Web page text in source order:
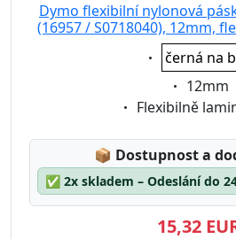
Dymo flexibilní nylonová
(16957 / S0718040), 12mm,
Eigenschaft:
černá na
12mm
Eigenschaft:
Flexibilně
📦 Lagerstatus:
Dostupnost a
✅ 2x skladem – Odeslání do
15,32